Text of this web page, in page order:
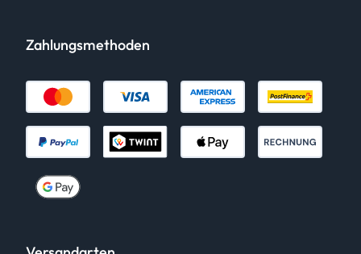
Zahlungsmethoden